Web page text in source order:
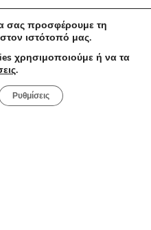
σας προσφέρουμε τη
ιστότοπό μας.
χρησιμοποιούμε ή να τα
.
Ρυθμίσεις